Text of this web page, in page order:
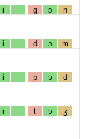
i g ɔ n
i d ɔ m
i p ɔ d
i t ɔ ʒ